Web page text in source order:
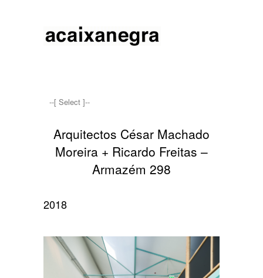
Arquitectos César Machado
Moreira + Ricardo Freitas –
Armazém 298
2018